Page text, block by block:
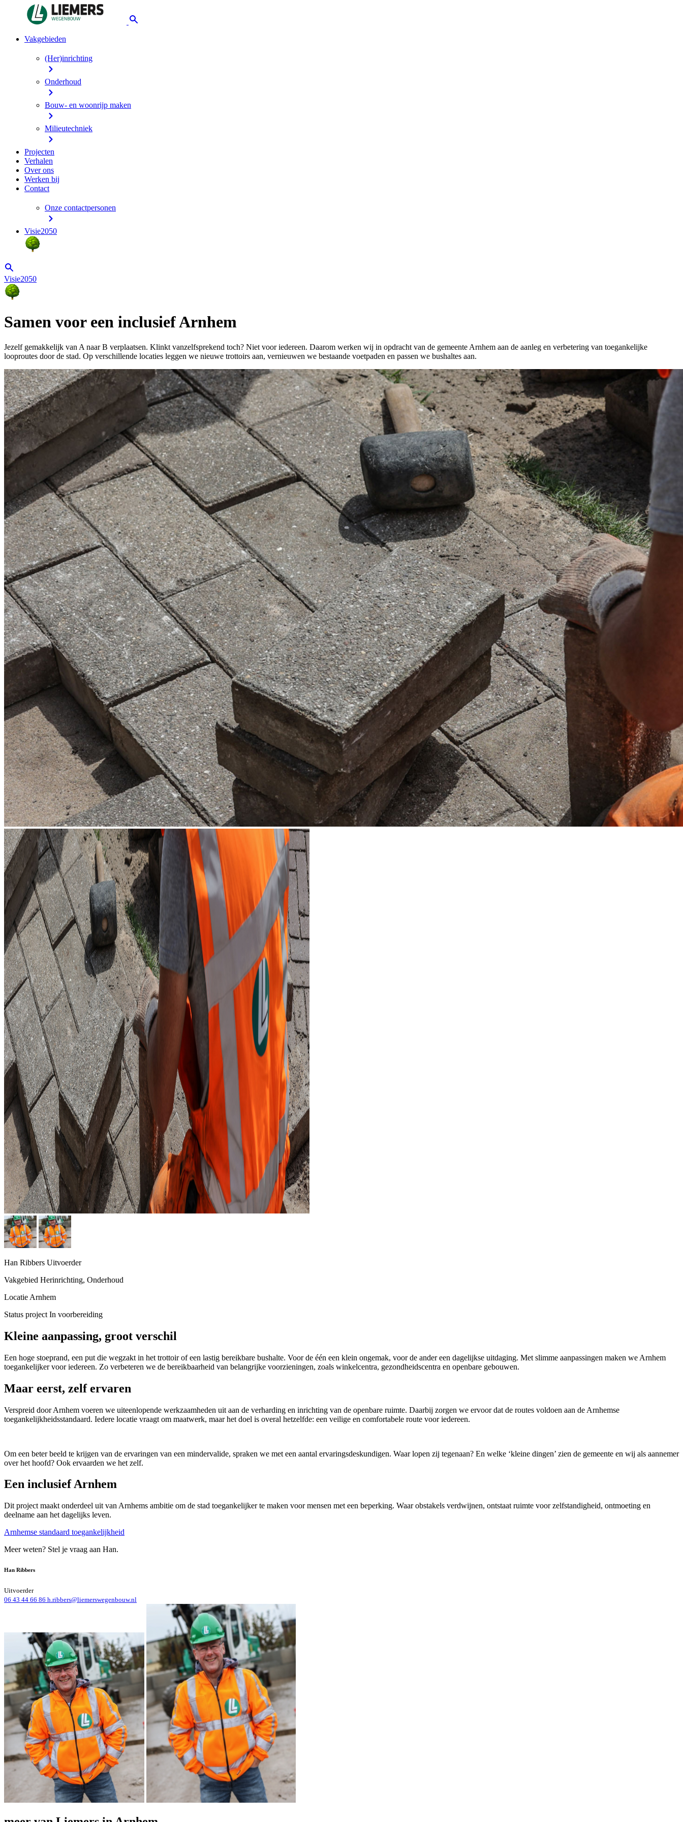
Vakgebieden
(Her)inrichting
Onderhoud
Bouw- en woonrijp maken
Milieutechniek
Projecten
Verhalen
Over ons
Werken bij
Contact
Onze contactpersonen
Visie2050
Visie2050
Samen voor een inclusief Arnhem
Jezelf gemakkelijk van A naar B verplaatsen. Klinkt vanzelfsprekend toch? Niet voor iedereen. Daarom werken wij in opdracht van de gemeente Arnhem aan de aanleg en verbetering van toegankelijke
looproutes door de stad. Op verschillende locaties leggen we nieuwe trottoirs aan, vernieuwen we bestaande voetpaden en passen we bushaltes aan.
Han Ribbers Uitvoerder
Vakgebied Herinrichting, Onderhoud
Locatie Arnhem
Status project In voorbereiding
Kleine aanpassing, groot verschil
Een hoge stoeprand, een put die wegzakt in het trottoir of een lastig bereikbare bushalte. Voor de één een klein ongemak, voor de ander een dagelijkse uitdaging. Met slimme aanpassingen maken we Arnhem
toegankelijker voor iedereen. Zo verbeteren we de bereikbaarheid van belangrijke voorzieningen, zoals winkelcentra, gezondheidscentra en openbare gebouwen.
Maar eerst, zelf ervaren
Verspreid door Arnhem voeren we uiteenlopende werkzaamheden uit aan de verharding en inrichting van de openbare ruimte. Daarbij zorgen we ervoor dat de routes voldoen aan de Arnhemse
toegankelijkheidsstandaard. Iedere locatie vraagt om maatwerk, maar het doel is overal hetzelfde: een veilige en comfortabele route voor iedereen.
Om een beter beeld te krijgen van de ervaringen van een mindervalide, spraken we met een aantal ervaringsdeskundigen. Waar lopen zij tegenaan? En welke ‘kleine dingen’ zien de gemeente en wij als aannemer
over het hoofd? Ook ervaarden we het zelf.
Een inclusief Arnhem
Dit project maakt onderdeel uit van Arnhems ambitie om de stad toegankelijker te maken voor mensen met een beperking. Waar obstakels verdwijnen, ontstaat ruimte voor zelfstandigheid, ontmoeting en
deelname aan het dagelijks leven.
Arnhemse standaard ­toegankelijkheid
Meer weten? Stel je vraag aan Han.
Han Ribbers
Uitvoerder
06 43 44 66 86 h.ribbers@liemerswegenbouw.nl